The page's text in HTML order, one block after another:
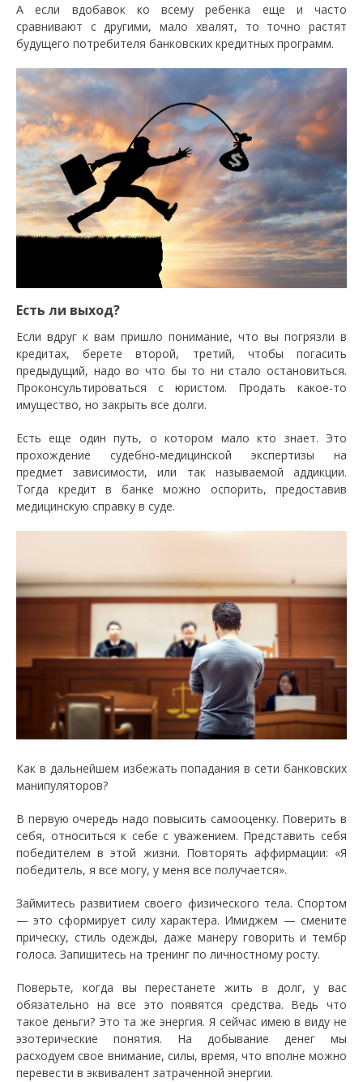
А если вдобавок ко всему ребенка еще и часто
сравнивают с другими, мало хвалят, то точно растят
будущего потребителя банковских кредитных программ.
Есть ли выход?
Если вдруг к вам пришло понимание, что вы погрязли в
кредитах, берете второй, третий, чтобы погасить
предыдущий, надо во что бы то ни стало остановиться.
Проконсультироваться с юристом. Продать какое-то
имущество, но закрыть все долги.
Есть еще один путь, о котором мало кто знает. Это
прохождение судебно-медицинской экспертизы на
предмет зависимости, или так называемой аддикции.
Тогда кредит в банке можно оспорить, предоставив
медицинскую справку в суде.
Как в дальнейшем избежать попадания в сети банковских
манипуляторов?
В первую очередь надо повысить самооценку. Поверить в
себя, относиться к себе с уважением. Представить себя
победителем в этой жизни. Повторять аффирмации: «Я
победитель, я все могу, у меня все получается».
Займитесь развитием своего физического тела. Спортом
— это сформирует силу характера. Имиджем — смените
прическу, стиль одежды, даже манеру говорить и тембр
голоса. Запишитесь на тренинг по личностному росту.
Поверьте, когда вы перестанете жить в долг, у вас
обязательно на все это появятся средства. Ведь что
такое деньги? Это та же энергия. Я сейчас имею в виду не
эзотерические понятия. На добывание денег мы
расходуем свое внимание, силы, время, что вполне можно
перевести в эквивалент затраченной энергии.